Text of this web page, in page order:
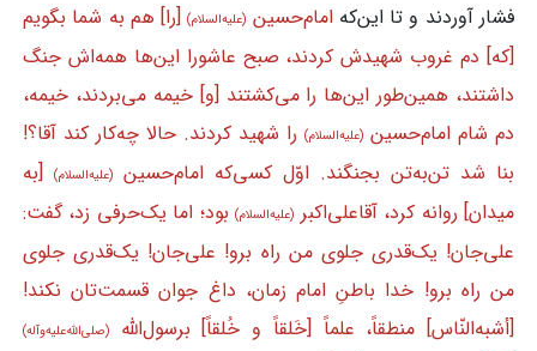
فشار آوردند و تا این‌که امام‌حسین (علیه‌السلام)[را] هم به شما بگویم
[که] دم غروب شهیدش کردند، صبح عاشورا این‌ها همه‌اش جنگ
داشتند، همین‌طور این‌ها را می‌کشتند [و] خیمه می‌بردند، خیمه،
دم شام امام‌حسین (علیه‌السلام) را شهید کردند. حالا چه‌کار کند آقا؟!
بنا شد تن‌به‌تن بجنگند. اوّل کسی‌که امام‌حسین (علیه‌السلام)
[به
میدان] روانه کرد، آقاعلی‌اکبر (علیه‌السلام)بود؛ اما یک‌حرفی زد، گفت:
علی‌جان! یک‌قدری جلوی من راه برو! علی‌جان! یک‌قدری جلوی
من راه برو! خدا باطنِ امام زمان، داغ جوان قسمت‌تان نکند!
[أشبه‌النّاس] منطقاً، علماً [خَلقاً و خُلقاً] برسول‌الله
(صلی‌الله‌علیه‌وآله)